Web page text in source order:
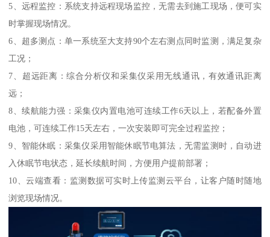
5、远程监控：系统支持远程现场监控，无需去到施工现场，便可实
时掌握现场情况。
6、超多测点：单一系统至大支持90个左右测点同时监测，满足复杂
工况；
7、超远距离：综合分析仪和采集仪采用无线通讯，有效通讯距离
远；
8、续航能力强：采集仪内置电池可连续工作6天以上，若配备外置
电池，可连续工作15天左右，一次安装即可完全过程监控；
9、智能休眠：采集仪采用智能休眠节电算法，无需监测时，自动进
入休眠节电状态，延长续航时间，方便用户提前部署；
10、云端查看：监测数据可实时上传监测云平台，让客户随时随地
浏览现场情况。